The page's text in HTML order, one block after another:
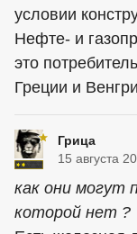
условии
Нефте- и
это
Греции и
Грица
15 августа
как они могут
которой нет ?